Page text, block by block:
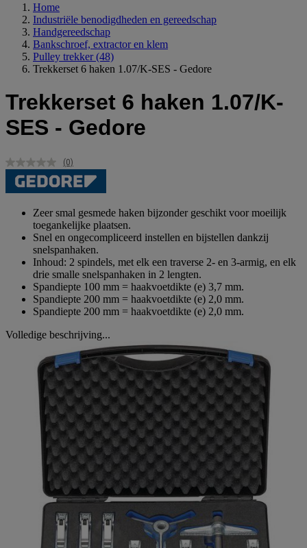
Home
Industriële benodigdheden en gereedschap
Handgereedschap
Bankschroef, extractor en klem
Pulley trekker (48)
Trekkerset 6 haken 1.07/K-SES - Gedore
Trekkerset 6 haken 1.07/K-
SES - Gedore
Geen
scorewaarde.
Dezelfde
(0)
Zeer smal gesmede haken bijzonder geschikt voor moeilijk
toegankelijke plaatsen.
Snel en ongecompliceerd instellen en bijstellen dankzij
snelspanhaken.
Inhoud: 2 spindels, met elk een traverse 2- en 3-armig, en elk
drie smalle snelspanhaken in 2 lengten.
Spandiepte 100 mm = haakvoetdikte (e) 3,7 mm.
Spandiepte 200 mm = haakvoetdikte (e) 2,0 mm.
Spandiepte 200 mm = haakvoetdikte (e) 2,0 mm.
Volledige beschrijving...